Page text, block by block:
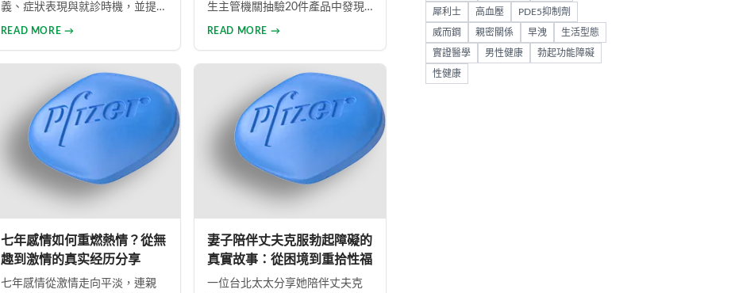
義、症狀表現與就診時機，並提
方法，同時說明常見治療藥物的
選擇與使用方式。幫助男性正確
認識此常見健康問題，勇敢面對
並積極治療，重拾自信與美滿的
性生活。
READ MORE →
生主管機關抽驗20件產品中發現3
成分卻摻雜藥物，對健康造成極
大風險。本文同時介紹勃起功能
障礙的類型與正規治療方式，呼
籲患者應勇敢尋求專業醫療協
READ MORE →
七年感情如何重燃熱情？從無
趣到激情的真实经历分享
七年感情從激情走向平淡，連親
妻子陪伴丈夫克服勃起障礙的
真實故事：從困境到重拾性福
一位台北太太分享她陪伴丈夫克
犀利士 高血壓 PDE5抑制劑
威而鋼 親密關係 早洩 生活型態
實證醫學 男性健康 勃起功能障礙
性健康